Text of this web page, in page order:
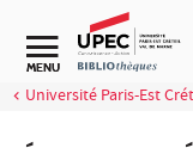
Aller au contenu
Navigation secondaire
MENU
Université Paris-Est